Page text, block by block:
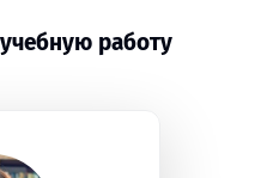
работу